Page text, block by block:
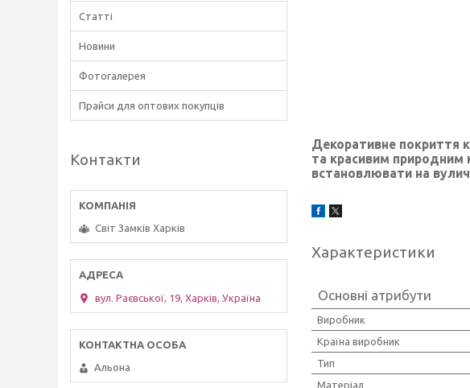
Декоративне покриття
та красивим природним
встановлювати на
Характеристики
Основні атрибути
Виробник
Країна виробник
Тип
Матеріал
Статті
Новини
Фотогалерея
Прайси для оптових покупців
Контакти
Світ Замків Харків
вул. Раєвської, 19, Харків, Україна
Альона